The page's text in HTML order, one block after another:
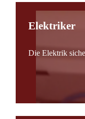
Elektriker
Die Elektrik